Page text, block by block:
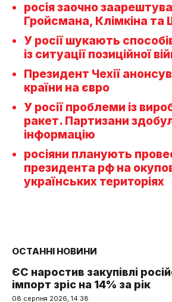
росія заочно
Гройсмана, Клімкіна та
У росії шукають
із ситуації позиційної
Президент Чехії
країни на євро
У росії проблеми із
ракет. Партизани
інформацію
росіяни планують
президента рф на
українських територіях
ОСТАННІ НОВИНИ
ЄС наростив закупівлі
імпорт зріс на 14% за рік
08 серпня 2026, 14:38